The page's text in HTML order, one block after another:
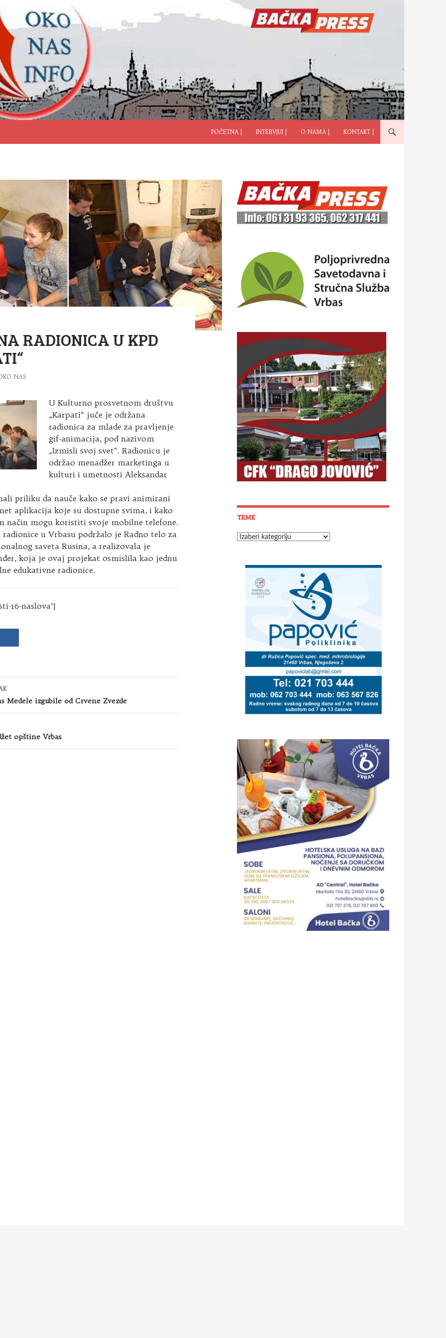
POČETNA |
INTERVJUI | O NAMA | KONTAKT |
RADIONICA U KPD
NAS
U Kulturno prosvetnom društvu
„Karpati“ juče je održana
radionica za mlade za pravljenje
gif-animacija, pod nazivom
„Izmisli svoj svet“. Radionicu je
održao menadžer marketinga u
kulturi i umetnosti Aleksandar
priliku da nauče kako se pravi animirani
aplikacija koje su dostupne svima, i kako
način mogu koristiti svoje mobilne telefone.
u Vrbasu podržalo je Radno telo za
saveta Rusina, a realizovala je
koja je ovaj projekat osmislila kao jednu
edukativne radionice.
16-naslova’]
Medele izgubile od Crvene Zvezde
opštine Vrbas
TEME
Teme